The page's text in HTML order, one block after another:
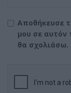
Αποθήκευσε
μου σε αυτόν
θα σχολιάσω.